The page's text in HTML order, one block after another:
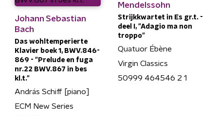
Johann Sebastian
Bach
Das wohltemperierte
Klavier boek 1, BWV.846-
869 - "Prelude en fuga
nr.22 BWV.867 in bes
kl.t."
András Schiff [piano]
ECM New Series
Mendelssohn
Strijkkwartet in Es gr.t. -
deel I, "Adagio ma non
troppo"
Quatuor Ébène
Virgin Classics
50999 464546 2 1